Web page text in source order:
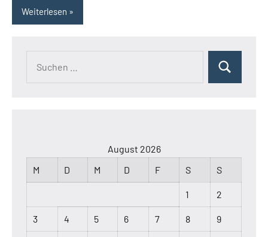
Weiterlesen
Suchen
August 2026
M
D M D F S S
1 2
3 4 5 6 7 8 9